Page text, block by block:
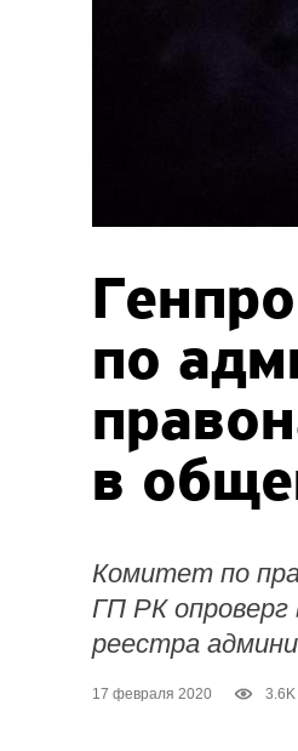
по
в
Комитет по
ГП РК
реестра
17 февраля 2020 3.6K